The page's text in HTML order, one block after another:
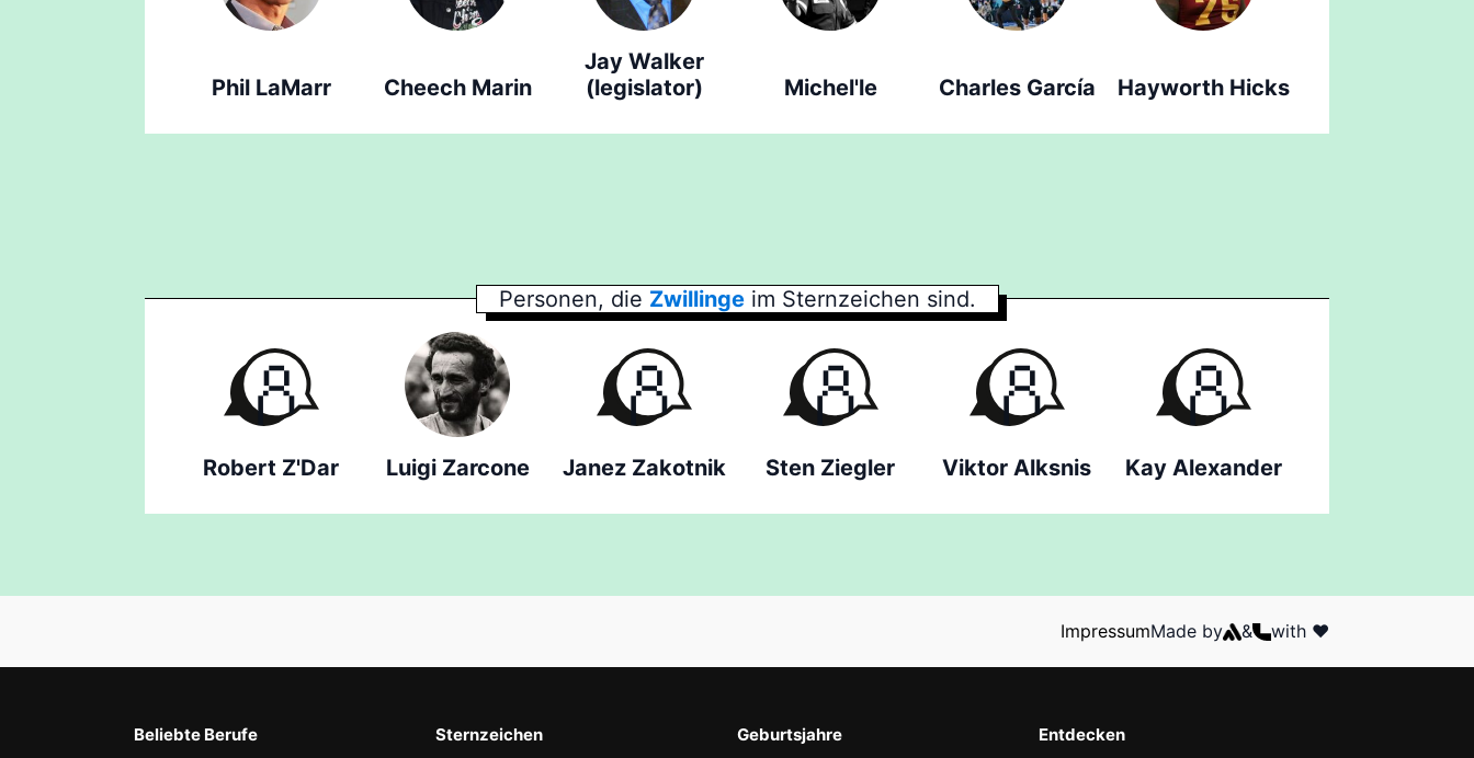
Phil LaMarr Cheech Marin
Jay Walker
(legislator)
Michel'le Charles García Hayworth Hicks
Personen, die Zwillinge im Sternzeichen sind.
Robert Z'Dar Luigi Zarcone Janez Zakotnik Sten Ziegler Viktor Alksnis Kay Alexander
ImpressumMade by & with ❤️
Beliebte Berufe Sternzeichen Geburtsjahre Entdecken